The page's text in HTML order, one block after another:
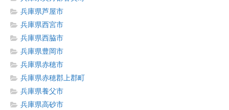
兵庫県芦屋市
兵庫県西宮市
兵庫県西脇市
兵庫県豊岡市
兵庫県赤穂市
兵庫県赤穂郡上郡町
兵庫県養父市
兵庫県高砂市